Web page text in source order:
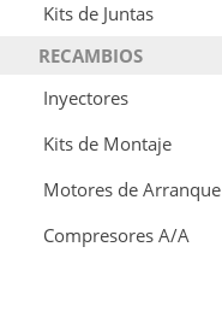
Kits de Juntas
RECAMBIOS
Inyectores
Kits de Montaje
Motores de Arranque
Compresores A/A